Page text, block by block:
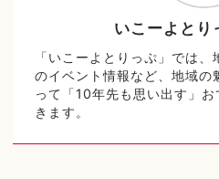
いこーよとり
「いこーよとりっぷ」では
のイベント情報など、地域の
って「10年先も思い出す」
きます。